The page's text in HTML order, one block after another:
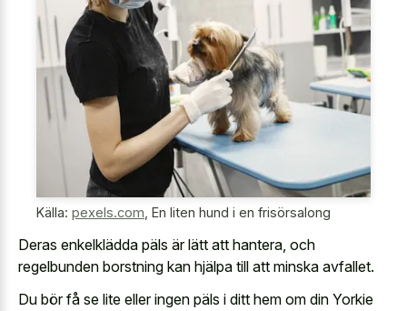
Källa: pexels.com En liten hund i en frisörsalong
Deras enkelklädda päls är lätt att hantera, och
regelbunden borstning kan hjälpa till att minska avfallet.
Du bör få se lite eller ingen päls i ditt hem om din Yorkie